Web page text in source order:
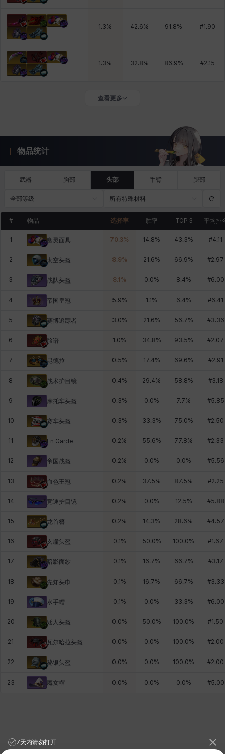
1.3% 42.6% 91.8% #1.90
1.3% 32.8% 86.9% #2.15
查看更多
物品统计
武器 胸部 头部 手臂 腿部
全部等级 所有特殊材料
# 物品 选择率 胜率 TOP 3 平均排
1 幽灵面具 70.3% 14.8% 43.3% #4.11
2 太空头盔 8.9% 21.6% 66.9% #2.97
3 战队头盔 8.1 % 0.0% 8.4% #6.00
4 帝国皇冠 5.9% 1.1 % 6.4% #6.41
5 赛博追踪者 3.0% 21.6% 56.7% #3.36
6 脸谱 1.0% 34.8% 93.5% #2.07
7 昆德拉 0.5% 17.4% 69.6% #2.91
8 战术护目镜 0.4% 29.4% 58.8% #3.18
9 摩托车头盔 0.3% 0.0% 7.7% #5.85
10 赛车头盔 0.3% 33.3% 75.0% #2.50
11 En Garde 0.2% 55.6% 77.8% #2.33
12 帝国战盔 0.2% 0.0% 0.0% #5.56
13 血色王冠 0.2% 37.5% 87.5% #2.25
14 竞速护目镜 0.2% 0.0% 12.5% #5.88
15 龙首簪 0.2% 14.3% 28.6% #4.57
16 玄瞳头盔 0.1 % 50.0% 100.0% #1.67
17 暗影面纱 0.1 % 16.7% 66.7% #3.17
18 先知头巾 0.1 % 16.7% 66.7% #3.33
19 水手帽 0.1 % 0.0% 33.3% #6.00
20 矮人头盔 0.0% 50.0% 100.0% #1.50
21 瓦尔哈拉头盔 0.0% 0.0% 100.0% #2.00
22 秘银头盔 0.0% 0.0% 100.0% #2.00
23 魔女帽 0.0% 0.0% 0.0% #5.00
7天内请勿打开